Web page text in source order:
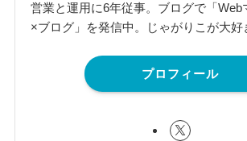
営業と運用に6年従事。ブログで「Web
×ブログ」を発信中。じゃがりこが大好
プロフィール